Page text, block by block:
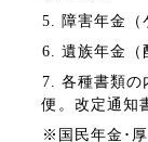
5. 障害年金（
6. 遺族年金（
7. 各種書類の
便。改定通知
※国民年金･厚